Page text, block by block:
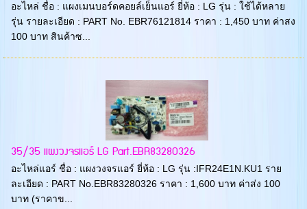
อะไหล่ ชื่อ : แผงเมนบอร์ดคอยล์เย็นแอร์ ยี่ห้อ : LG รุ่น : ใช้ได้หลาย
รุ่น รายละเอียด : PART No. EBR76121814 ราคา : 1,450 บาท ค่าสง
100 บาท สินค้าซ...
35/35 แผงวงจรแอร์ LG Part.EBR83280326
อะไหล่แอร์ ชื่อ : แผงวงจรแอร์ ยี่ห้อ : LG รุ่น :IFR24E1N.KU1 ราย
ละเอียด : PART No.EBR83280326 ราคา : 1,600 บาท ค่าส่ง 100
บาท (ราคาข...